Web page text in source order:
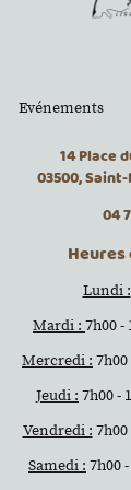
Evénements
14 Place
03500,
04
Lundi :
Mardi : 7h00 -
Mercredi : 7h00
Jeudi : 7h00 -
Vendredi : 7h00
Samedi : 7h00